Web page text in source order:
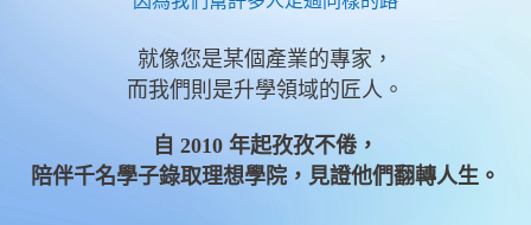
就像您是某個產業的專家，
而我們則是升學領域的匠人。
自 2010 年起孜孜不倦，
陪伴千名學子錄取理想學院，見證他們翻轉人生。